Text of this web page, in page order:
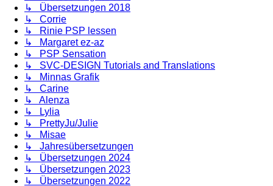
↳ Übersetzungen 2018
↳ Corrie
↳ Rinie PSP lessen
↳ Margaret ez-az
↳ PSP Sensation
↳ SVC-DESIGN Tutorials and Translations
↳ Minnas Grafik
↳ Carine
↳ Alenza
↳ Lylia
↳ PrettyJu/Julie
↳ Misae
↳ Jahresübersetzungen
↳ Übersetzungen 2024
↳ Übersetzungen 2023
↳ Übersetzungen 2022